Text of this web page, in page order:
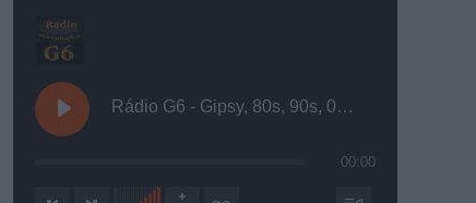
Rádio G6 - Gipsy, 80s, 90s, 00s
00:00